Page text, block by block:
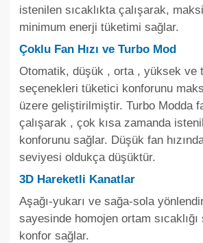
istenilen sıcaklıkta çalışarak,
minimum enerji tüketimi sağlar.
Çoklu Fan Hızı ve Turbo Mod
Otomatik, düşük , orta , yüksek ve
seçenekleri tüketici konforunu
üzere geliştirilmiştir. Turbo Modda
çalışarak , çok kısa zamanda
konforunu sağlar. Düşük fan
seviyesi oldukça düşüktür.
3D Hareketli Kanatlar
Aşağı-yukarı ve sağa-sola
sayesinde homojen ortam
konfor sağlar.